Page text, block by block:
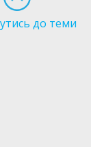
до теми